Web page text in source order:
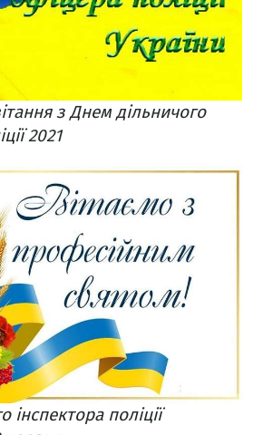
з Днем дільничого
2021
інспектора поліції